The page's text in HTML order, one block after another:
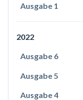
Ausgabe 1
2022
Ausgabe 6
Ausgabe 5
Ausgabe 4